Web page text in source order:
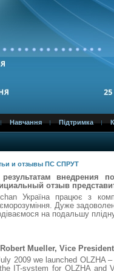
Навчання Підтримка
и отзывы ПС СПРУТ
результатам
отзыв
Україна працює з
Дуже
на подальшу
Robert Mueller, Vice
2009 we launched OLZHA
IT-system for OLZHA and